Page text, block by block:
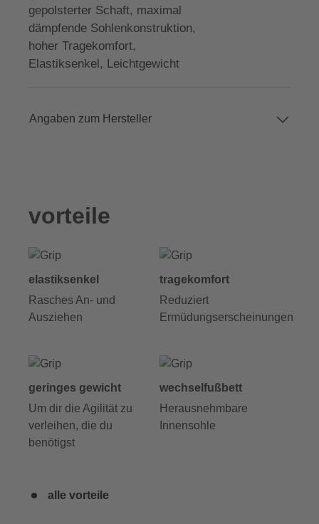
gepolsterter Schaft, maximal
dämpfende Sohlenkonstruktion,
hoher Tragekomfort,
Elastiksenkel, Leichtgewicht
Angaben zum Hersteller
vorteile
elastiksenkel
Rasches An- und
Ausziehen
tragekomfort
Reduziert
Ermüdungserscheinungen
geringes gewicht
Um dir die Agilität zu
verleihen, die du
benötigst
wechselfußbett
Herausnehmbare
Innensohle
alle vorteile